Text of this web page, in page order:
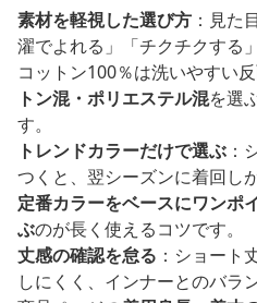
素材を軽視した選び方 ：見た
濯でよれる」「チクチクする
コットン100％は洗いやすい
トン混・ポリエステル混を選
す。
トレンドカラーだけで選ぶ ：
つくと、翌シーズンに着回し
定番カラーをベースにワンポ
ぶのが長く使えるコツです。
丈感の確認を怠る ：ショート
しにくく、インナーとのバラ